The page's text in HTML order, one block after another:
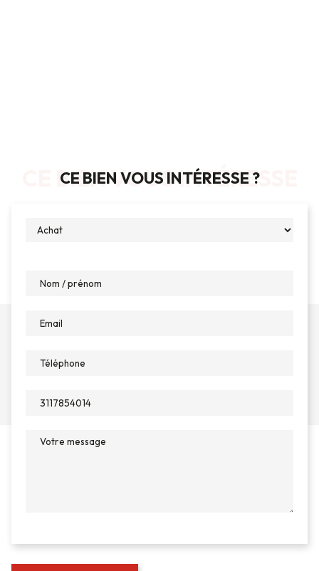
CE BIEN VOUS INTÉRESSE ?
CE BIEN VOUS INTÉRESSE